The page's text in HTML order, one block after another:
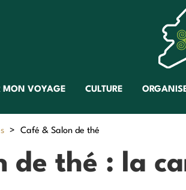
MON VOYAGE CULTURE
> Café & Salon de thé
de thé : la